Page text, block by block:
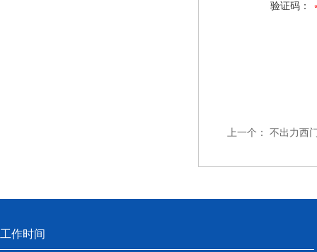
验证码：
上一个： 不出力西
工作时间